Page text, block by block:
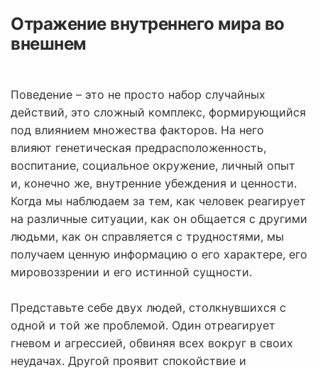
Отражение внутреннего мира во
внешнем
Поведение – это не просто набор случайных
действий, это сложный комплекс, формирующийся
под влиянием множества факторов. На него
влияют генетическая предрасположенность,
воспитание, социальное окружение, личный опыт
и, конечно же, внутренние убеждения и ценности.
Когда мы наблюдаем за тем, как человек реагирует
на различные ситуации, как он общается с другими
людьми, как он справляется с трудностями, мы
получаем ценную информацию о его характере, его
мировоззрении и его истинной сущности.
Представьте себе двух людей, столкнувшихся с
одной и той же проблемой. Один отреагирует
гневом и агрессией, обвиняя всех вокруг в своих
неудачах. Другой проявит спокойствие и